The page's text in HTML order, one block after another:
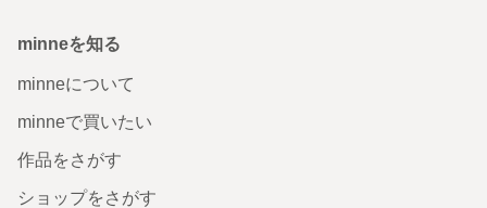
minneを知る
minneについて
minneで買いたい
作品をさがす
ショップをさがす